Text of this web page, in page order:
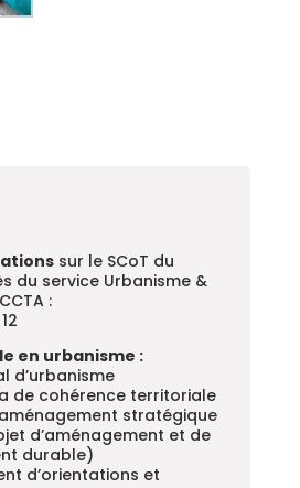
sur le SCoT du
du service Urbanisme &
:
en urbanisme :
d’urbanisme
de cohérence territoriale
stratégique
d’aménagement et de
durable)
d’orientations et